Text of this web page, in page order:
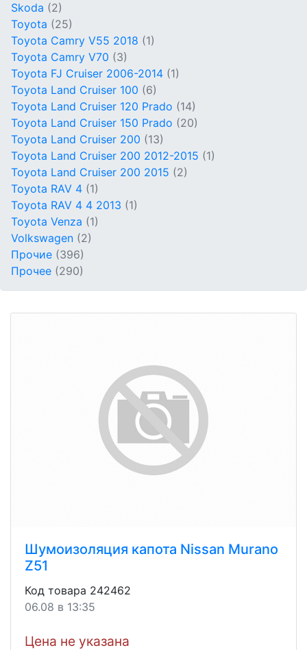
Skoda (2)
Toyota (25)
Toyota Camry V55 2018 (1)
Toyota Camry V70 (3)
Toyota FJ Cruiser 2006-2014 (1)
Toyota Land Cruiser 100 (6)
Toyota Land Cruiser 120 Prado (14)
Toyota Land Cruiser 150 Prado (20)
Toyota Land Cruiser 200 (13)
Toyota Land Cruiser 200 2012-2015 (1)
Toyota Land Cruiser 200 2015 (2)
Toyota RAV 4 (1)
Toyota RAV 4 4 2013 (1)
Toyota Venza (1)
Volkswagen (2)
Прочие (396)
Прочее (290)
Шумоизоляция капота Nissan Murano
Z51
Код товара 242462
06.08 в 13:35
Цена не указана